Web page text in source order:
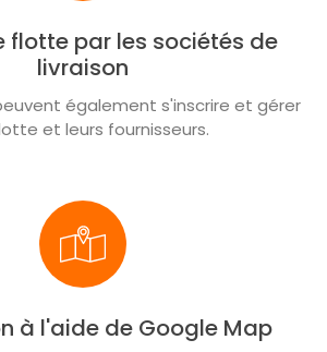
flotte par les sociétés de
livraison
également s'inscrire et gérer
et leurs fournisseurs.
à l'aide de Google Map